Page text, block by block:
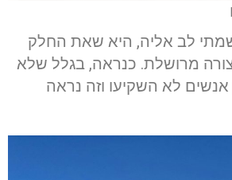
לב אליה, היא שאת החלק
מרושלת. כנראה, בגלל שלא
אנשים לא השקיעו וזה נראה